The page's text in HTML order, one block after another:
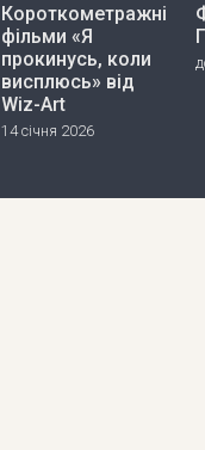
Короткометражні
фільми «Я
прокинусь, коли
висплюсь» від
Wiz-Art
14 січня 2026